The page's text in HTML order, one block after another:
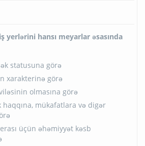
yerlərini hansı meyarlar əsasında
statusuna görə
xarakterinə görə
olmasına görə
haqqına, mükafatlara və digər
üçün əhəmiyyət kəsb